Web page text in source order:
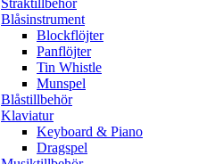
Stråktillbehör
Blåsinstrument
Blockflöjter
Panflöjter
Tin Whistle
Munspel
Blåstillbehör
Klaviatur
Keyboard & Piano
Dragspel